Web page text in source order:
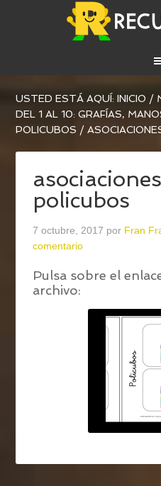
USTED ESTÁ AQUÍ:INICIO /
DEL 1 AL 10: GRAFÍAS,
POLICUBOS /
policubos
7 octubre, 2017 por Fran
comentario
Pulsa sobre el
archivo: